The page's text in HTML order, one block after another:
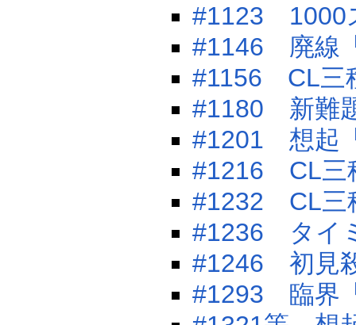
#1123 1000
#1146 廃線
#1156 CL三
#1180 新難
#1201 想起
#1216 CL三
#1232 CL三
#1236 タイ
#1246 初見
#1293 臨界